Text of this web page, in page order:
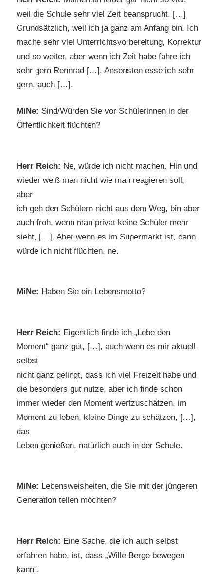
weil die Schule sehr viel Zeit beansprucht. […]
Grundsätzlich, weil ich ja ganz am Anfang bin. Ich
mache sehr viel Unterrichtsvorbereitung, Korrektur
und so weiter, aber wenn ich Zeit habe fahre ich
sehr gern Rennrad […]. Ansonsten esse ich sehr
gern, auch […].
MiNe: Sind/Würden Sie vor Schülerinnen in der
Öffentlichkeit flüchten?
Herr Reich: Ne, würde ich nicht machen. Hin und
wieder weiß man nicht wie man reagieren soll,
aber
ich geh den Schülern nicht aus dem Weg, bin aber
auch froh, wenn man privat keine Schüler mehr
sieht, […]. Aber wenn es im Supermarkt ist, dann
würde ich nicht flüchten, ne.
MiNe: Haben Sie ein Lebensmotto?
Herr Reich: Eigentlich finde ich „Lebe den
Moment“ ganz gut, […], auch wenn es mir aktuell
selbst
nicht ganz gelingt, dass ich viel Freizeit habe und
die besonders gut nutze, aber ich finde schon
immer wieder den Moment wertzuschätzen, im
Moment zu leben, kleine Dinge zu schätzen, […],
das
Leben genießen, natürlich auch in der Schule.
MiNe: Lebensweisheiten, die Sie mit der jüngeren
Generation teilen möchten?
Herr Reich: Eine Sache, die ich auch selbst
erfahren habe, ist, dass „Wille Berge bewegen
kann“.